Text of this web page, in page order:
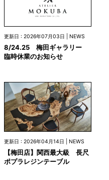
更新日 : 2026年07月03日 | NEWS
8/24.25 梅田ギャラリー
臨時休業のお知らせ
更新日 : 2026年04月14日 | NEWS
【梅田店】関西最大級 長尺
ポプラレジンテーブル